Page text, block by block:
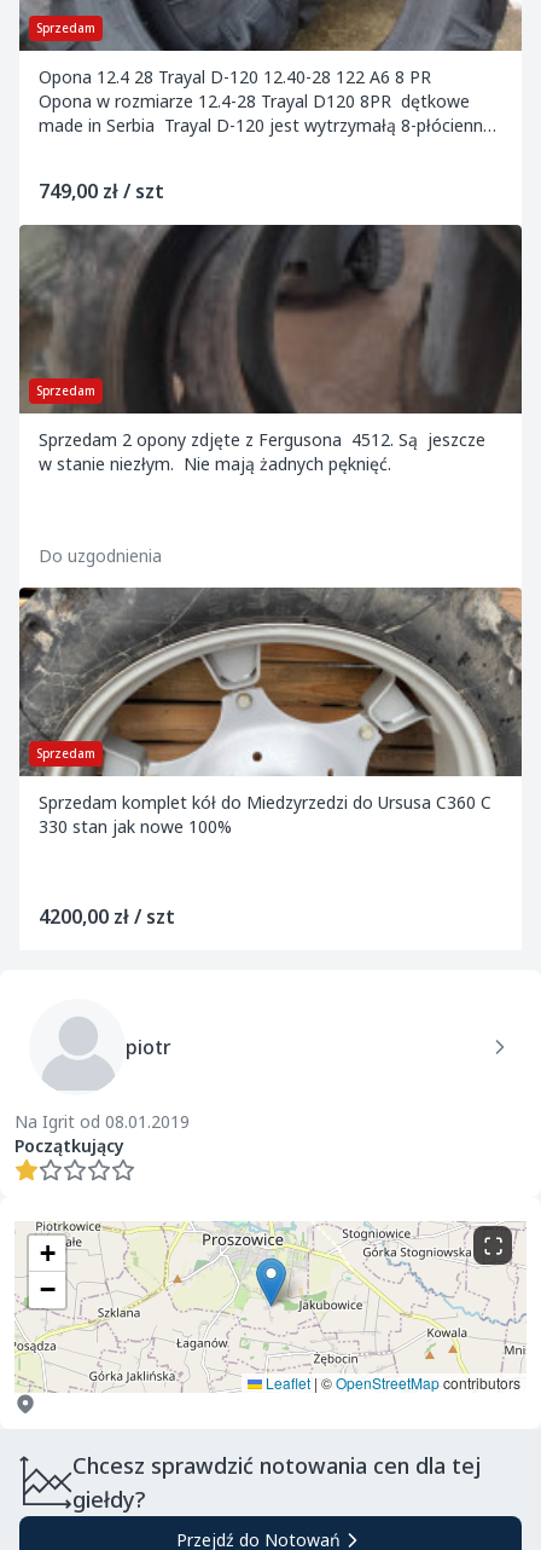
Sprzedam
Opona 12.4 28 Trayal D-120 12.40-28 122 A6 8 PR
Opona w rozmiarze 12.4-28 Trayal D120 8PR dętkowe
made in Serbia Trayal D-120 jest wytrzymałą 8-płócienną
749,00 zł / szt
Sprzedam
Sprzedam 2 opony zdjęte z Fergusona 4512. Są jeszcze
w stanie niezłym. Nie mają żadnych pęknięć.
Do uzgodnienia
Sprzedam
Sprzedam komplet kół do Miedzyrzedzi do Ursusa C360 C
330 stan jak nowe 100%
4200,00 zł / szt
piotr
Na Igrit od 08.01.2019
Początkujący
+
−
Leaflet | ©OpenStreetMapcontributors
Chcesz sprawdzić notowania cen dla tej
giełdy?
Przejdź do Notowań